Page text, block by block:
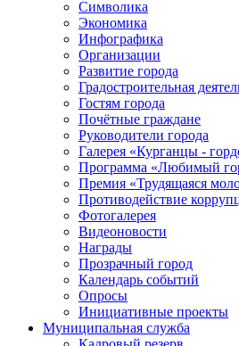
Символика
Экономика
Инфографика
Организации
Развитие города
Градостроительная
Гостям города
Почётные граждане
Руководители города
Галерея «Курганцы -
Программа «Любимый
Премия «Трудящаяся
Противодействие
Фотогалерея
Видеоновости
Награды
Прозрачный город
Календарь событий
Опросы
Инициативные проекты
Муниципальная служба